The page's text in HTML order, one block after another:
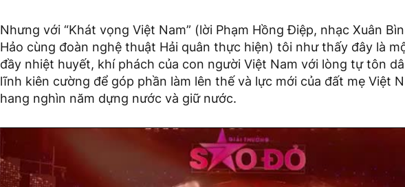
Nhưng với “Khát vọng Việt Nam” (lời Phạm Hồng Điệp, nhạc Xuân
Hảo cùng đoàn nghệ thuật Hải quân thực hiện) tôi như thấy đây là
đầy nhiệt huyết, khí phách của con người Việt Nam với lòng tự tôn
lĩnh kiên cường để góp phần làm lên thế và lực mới của đất mẹ Việt
hang nghìn năm dựng nước và giữ nước.